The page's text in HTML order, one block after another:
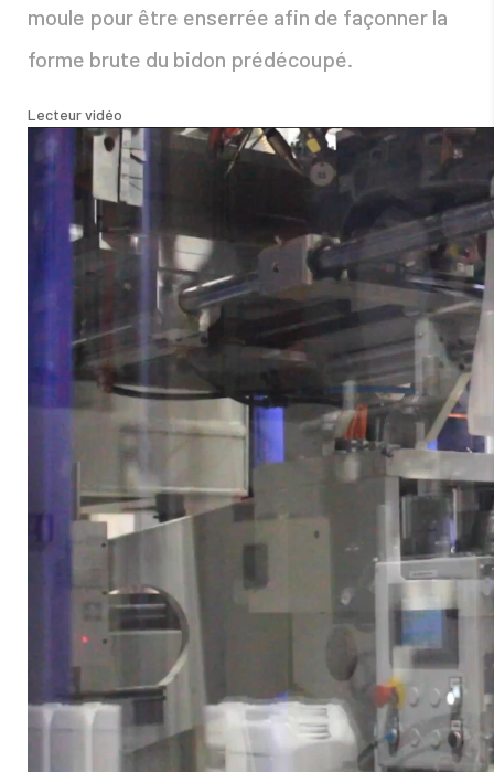
moule pour être enserrée afin de façonner la
forme brute du bidon prédécoupé.
Lecteur vidéo